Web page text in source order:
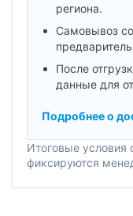
региона.
Самовывоз
После
данные для
Подробнее о
Итоговые условия
фиксируются